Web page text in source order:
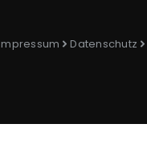
Datenschutz